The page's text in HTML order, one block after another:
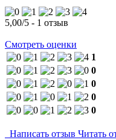
5,00/5 - 1 отзыв
Смотреть оценки
1
0
0
0
0
Написать отзыв Читать